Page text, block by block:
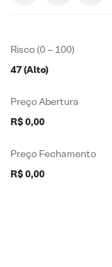
Risco (0 – 100)
47 (Alto)
Preço Abertura
R$ 0,00
Preço Fechamento
R$ 0,00